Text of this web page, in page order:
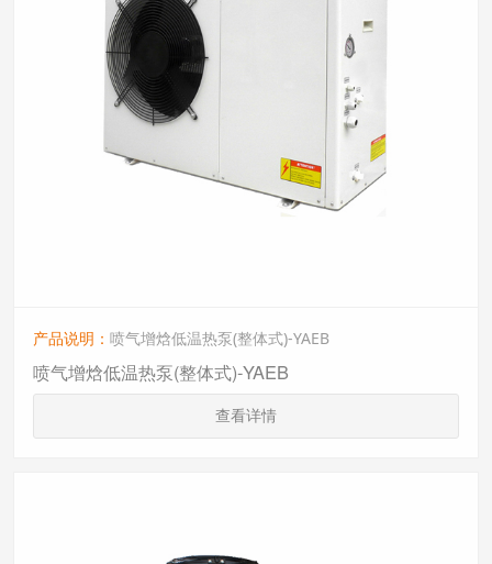
产品说明：喷气增焓低温热泵(整体式)-YAEB
喷气增焓低温热泵(整体式)-YAEB
查看详情